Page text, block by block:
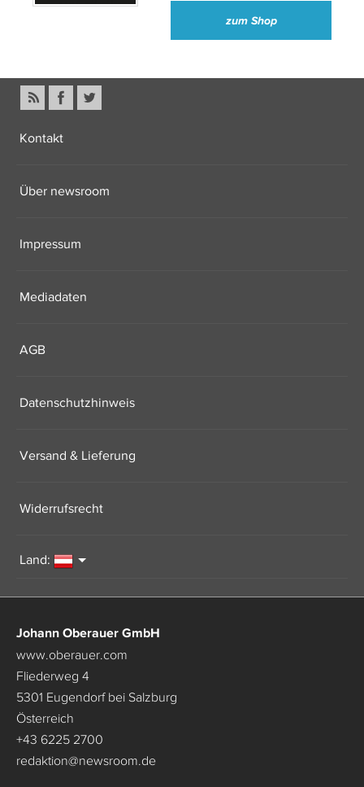
zum Shop
Kontakt
Über newsroom
Impressum
Mediadaten
AGB
Datenschutzhinweis
Versand & Lieferung
Widerrufsrecht
Land:
Johann Oberauer GmbH
www.oberauer.com
Fliederweg 4
5301 Eugendorf bei Salzburg
Österreich
+43 6225 2700
redaktion@newsroom.de